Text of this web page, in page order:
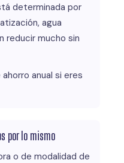
determinada por
agua
reducir mucho sin
anual si eres
por lo mismo
o de modalidad de